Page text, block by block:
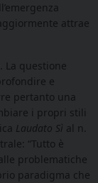
attrae
La questione
e
pertanto una
i propri stili
Laudato Sì al n.
“Tutto è
problematiche
paradigma che